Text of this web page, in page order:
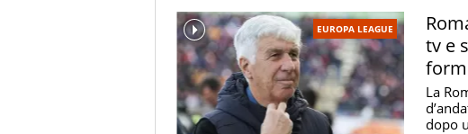
EUROPA LEAGUE
tv e
La
dopo